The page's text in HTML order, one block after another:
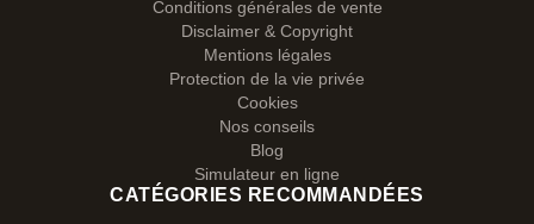
Conditions générales de vente
Disclaimer & Copyright
Mentions légales
Protection de la vie privée
Cookies
Nos conseils
Blog
Simulateur en ligne
CATÉGORIES RECOMMANDÉES